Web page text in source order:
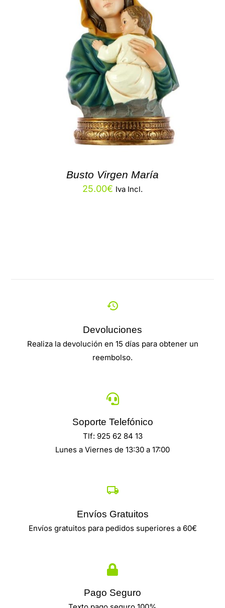
Busto Virgen María
25.00€ Iva Incl.
Devoluciones
Realiza la devolución en 15 días para obtener un
reembolso.
Soporte Telefónico
Tlf: 925 62 84 13
Lunes a Viernes de 13:30 a 17:00
Envíos Gratuitos
Envíos gratuitos para pedidos superiores a 60€
Pago Seguro